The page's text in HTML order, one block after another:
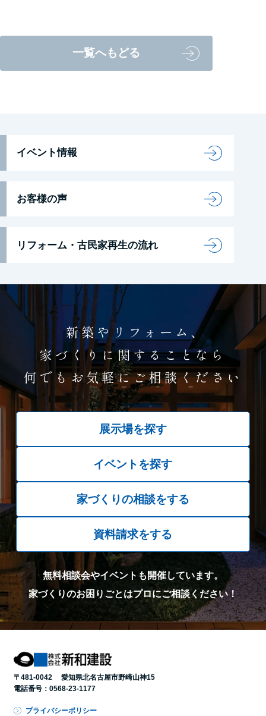
一覧へもどる
イベント情報
お客様の声
リフォーム・古民家再生の流れ
新築やリフォーム、
家づくりに関することなら
何でもお気軽にご相談ください
展示場を探す
イベントを探す
家づくりの相談をする
資料請求をする
無料相談会やイベントも開催しています。
家づくりのお困りごとはプロにご相談ください！
〒481-0042 愛知県北名古屋市野崎山神15
電話番号： 0568-23-1177
プライバシーポリシー